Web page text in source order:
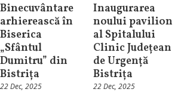
Binecuvântare
arhierească în
Biserica
„Sfântul
Dumitru” din
Bistrița
22 Dec, 2025
Inaugurarea
noului pavilion
al Spitalului
Clinic Județean
de Urgență
Bistrița
22 Dec, 2025